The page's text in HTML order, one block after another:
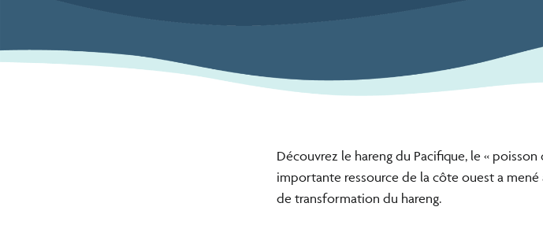
Découvrez le hareng du Pacifique, le «
importante ressource de la côte ouest a
de transformation du hareng.